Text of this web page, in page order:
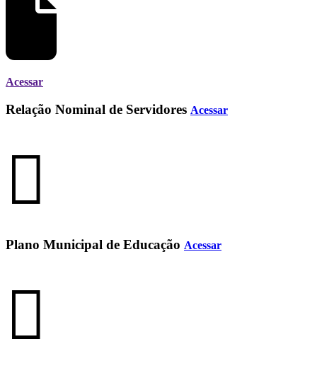
Acessar
Relação Nominal de Servidores Acessar
Plano Municipal de Educação Acessar